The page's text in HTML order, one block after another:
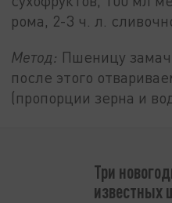
рома, 2-3 ч. л.
Метод: Пшеницу
после этого
(пропорции зерна и
Три
известных